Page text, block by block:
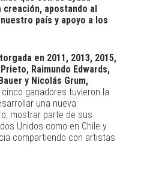
apostando al
país y apoyo a los
en 2011, 2013, 2015,
Raimundo Edwards,
y Nicolás Grum,
ganadores tuvieron la
una nueva
mostrar parte de sus
Unidos como en Chile y
compartiendo con artistas